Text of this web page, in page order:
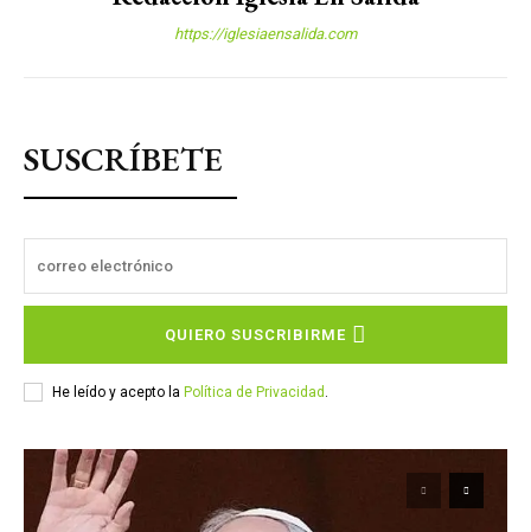
https://iglesiaensalida.com
SUSCRÍBETE
QUIERO SUSCRIBIRME
He leído y acepto la Política de Privacidad